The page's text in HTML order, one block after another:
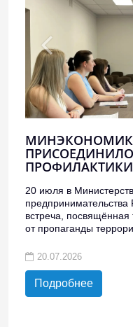
20 июля в
встреча,
от пропаганды
20.07.2026
Подробнее